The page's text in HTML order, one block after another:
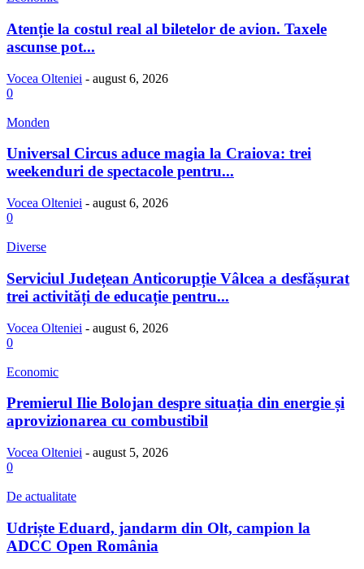
Atenție la costul real al biletelor de avion. Taxele
ascunse pot...
Vocea Olteniei - august 6, 2026
0
Monden
Universal Circus aduce magia la Craiova: trei
weekenduri de spectacole pentru...
Vocea Olteniei - august 6, 2026
0
Diverse
Serviciul Județean Anticorupție Vâlcea a desfășurat
trei activități de educație pentru...
Vocea Olteniei - august 6, 2026
0
Economic
Premierul Ilie Bolojan despre situația din energie și
aprovizionarea cu combustibil
Vocea Olteniei - august 5, 2026
0
De actualitate
Udriște Eduard, jandarm din Olt, campion la
ADCC Open România